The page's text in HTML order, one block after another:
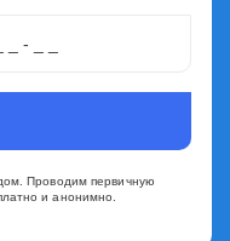
Проводим первичную
и анонимно.